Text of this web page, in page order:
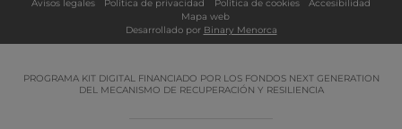
Avisos legales Política de privacidad Política de cookies
Accesibilidad
Mapa web
Desarrollado por Binary Menorca
PROGRAMA KIT DIGITAL FINANCIADO POR LOS FONDOS NEXT GENERATION
DEL MECANISMO DE RECUPERACIÓN Y RESILIENCIA